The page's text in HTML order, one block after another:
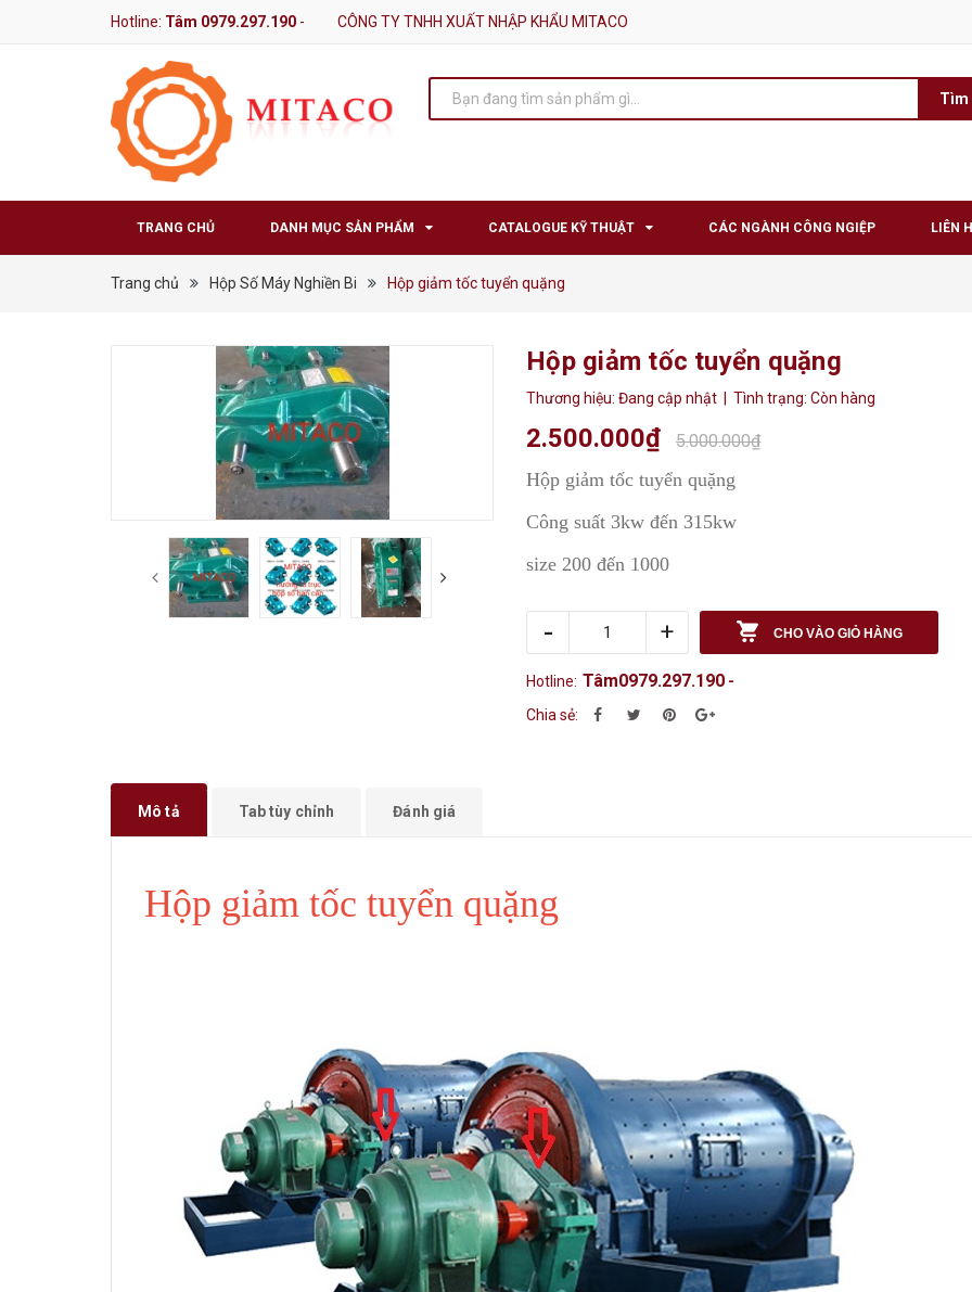
Hotline: Tâm 0979.297.190 - CÔNG TY TNHH XUẤT NHẬP KHẨU MITACO
Tìm
TRANG CHỦ DANH MỤC SẢN PHẨM CATALOGUE KỸ THUẬT CÁC NGÀNH CÔNG NGIỆP LIÊN
Trang chủ Hộp Số Máy Nghiền Bi Hộp giảm tốc tuyển quặng
Hộp giảm tốc tuyển quặng
Thương hiệu:Đang cập nhật | Tình trạng:Còn hàng
2.500.000₫ 5.000.000₫
Hộp giảm tốc tuyển quặng
Công suất 3kw đến 315kw
size 200 đến 1000
- + CHO VÀO GIỎ HÀNG
Hotline: Tâm0979.297.190 -
Chia sẻ:
Mô tả Tab tùy chỉnh Đánh giá
Hộp giảm tốc tuyển quặng